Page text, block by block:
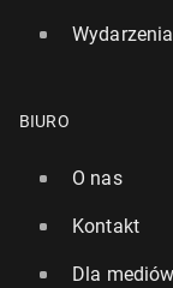
Wydarzenia
BIURO
O nas
Kontakt
Dla mediów